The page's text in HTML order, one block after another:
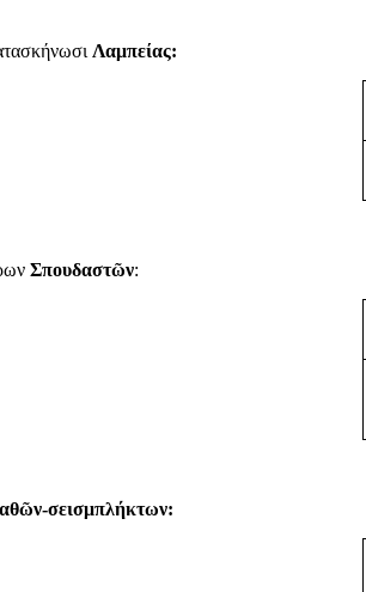
Λαμπείας:
Σπουδαστῶν:
σεισμπλήκτων: